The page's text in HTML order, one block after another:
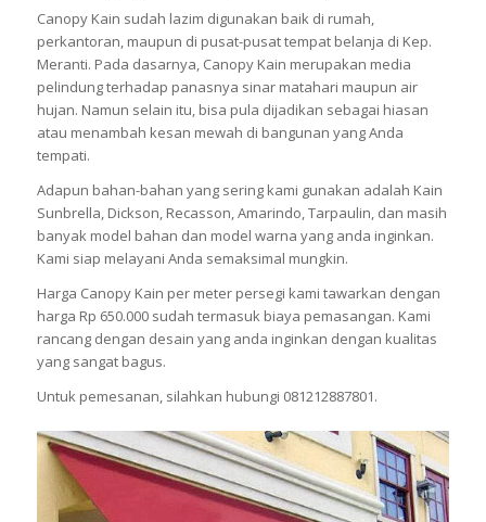
Canopy Kain sudah lazim digunakan baik di rumah,
perkantoran, maupun di pusat-pusat tempat belanja di Kep.
Meranti. Pada dasarnya, Canopy Kain merupakan media
pelindung terhadap panasnya sinar matahari maupun air
hujan. Namun selain itu, bisa pula dijadikan sebagai hiasan
atau menambah kesan mewah di bangunan yang Anda
tempati.
Adapun bahan-bahan yang sering kami gunakan adalah Kain
Sunbrella, Dickson, Recasson, Amarindo, Tarpaulin, dan masih
banyak model bahan dan model warna yang anda inginkan.
Kami siap melayani Anda semaksimal mungkin.
Harga Canopy Kain per meter persegi kami tawarkan dengan
harga Rp 650.000 sudah termasuk biaya pemasangan. Kami
rancang dengan desain yang anda inginkan dengan kualitas
yang sangat bagus.
Untuk pemesanan, silahkan hubungi 081212887801.